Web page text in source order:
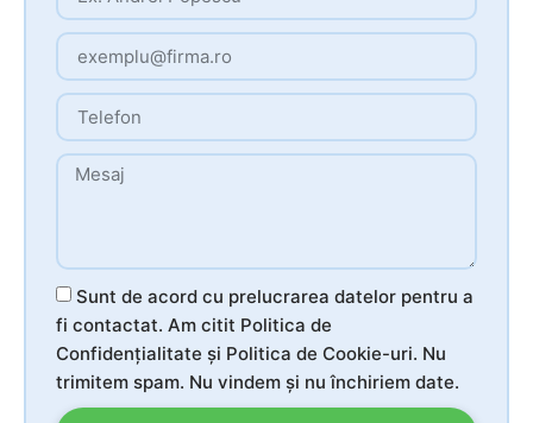
Sunt de acord cu prelucrarea datelor pentru a
fi contactat. Am citit Politica de
Confidențialitate și Politica de Cookie-uri. Nu
trimitem spam. Nu vindem și nu închiriem date.